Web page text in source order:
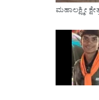
ಮಹಾಲಕ್ಷ್ಮೀ